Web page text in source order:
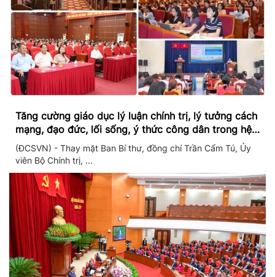
Tăng cường giáo dục lý luận chính trị, lý tưởng cách
mạng, đạo đức, lối sống, ý thức công dân trong hệ
thống giáo dục quốc dân
(ĐCSVN) - Thay mặt Ban Bí thư, đồng chí Trần Cẩm Tú, Ủy
viên Bộ Chính trị, ...